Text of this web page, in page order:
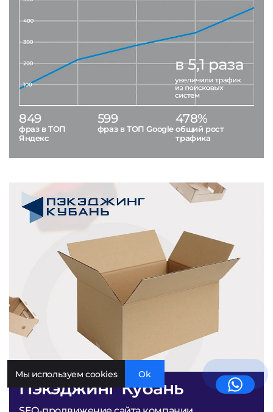
Пэкэджинг Кубань
849
фраз в ТОП
Яндекс
599
фраз в ТОП Google
478%
общий рост
трафика
Мы используем cookies Ok